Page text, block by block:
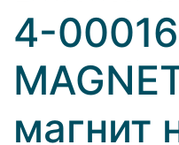
4-
магнит